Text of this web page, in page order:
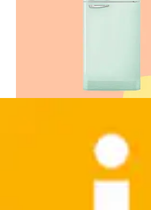
Kühlschränke